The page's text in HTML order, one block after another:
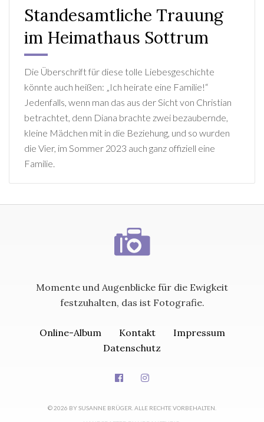
Standesamtliche Trauung
im Heimathaus Sottrum
Die Überschrift für diese tolle Liebesgeschichte
könnte auch heißen: „Ich heirate eine Familie!“
Jedenfalls, wenn man das aus der Sicht von Christian
betrachtet, denn Diana brachte zwei bezaubernde,
kleine Mädchen mit in die Beziehung, und so wurden
die Vier, im Sommer 2023 auch ganz offiziell eine
Familie.
Momente und Augenblicke für die Ewigkeit
festzuhalten, das ist Fotografie.
Online-Album Kontakt
Impressum
Datenschutz
© 2026 BY SUSANNE BRÜGER. ALLE RECHTE VORBEHALTEN.